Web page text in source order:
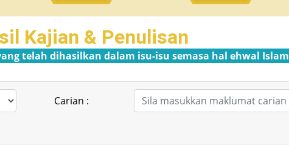
Kajian & Penulisan
telah dihasilkan dalam isu-isu semasa hal ehwal Islam
Carian :